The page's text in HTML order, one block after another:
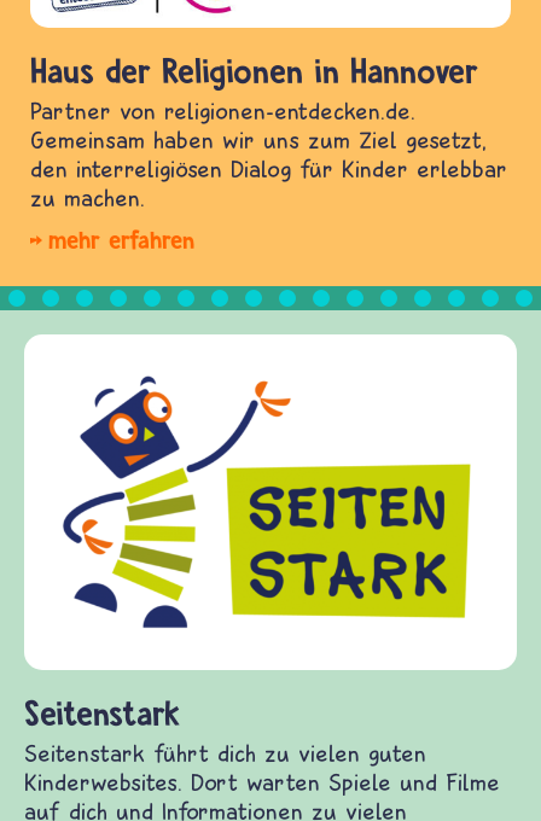
Haus der Religionen in Hannover
Partner von religionen-entdecken.de.
Gemeinsam haben wir uns zum Ziel gesetzt,
den interreligiösen Dialog für Kinder erlebbar
zu machen.
mehr erfahren
frieden-
Kinder, Eltern
Fragen von
Gewalt
diesem
fragen.de bietet
und Frieden,